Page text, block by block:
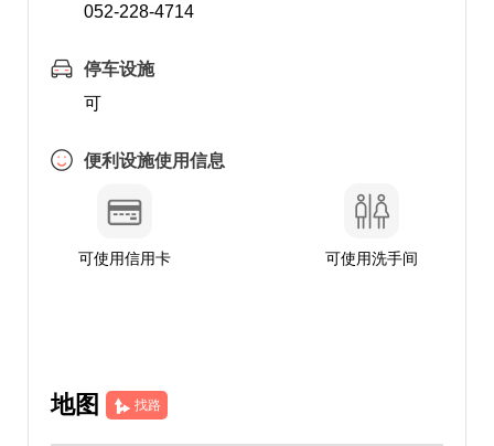
052-228-4714
停车设施
可
便利设施使用信息
可使用信用卡 可使用洗手间
地图 找路